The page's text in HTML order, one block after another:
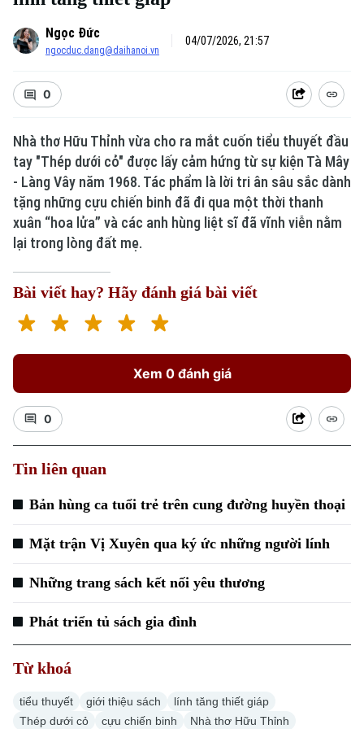
Xu hướng
Ngọc Đức
ngocduc.dang@daihanoi.vn
04/07/2026, 21:57
0
Nhà thơ Hữu Thỉnh vừa cho ra mắt cuốn tiểu thuyết đầu
tay "Thép dưới cỏ" được lấy cảm hứng từ sự kiện Tà Mây
- Làng Vây năm 1968. Tác phẩm là lời tri ân sâu sắc dành
tặng những cựu chiến binh đã đi qua một thời thanh
xuân “hoa lửa” và các anh hùng liệt sĩ đã vĩnh viễn nằm
lại trong lòng đất mẹ.
Bài viết hay? Hãy đánh giá bài viết
Xem 0 đánh giá
0
Tin liên quan
Bản hùng ca tuổi trẻ trên cung đường huyền thoại
Mặt trận Vị Xuyên qua ký ức những người lính
Những trang sách kết nối yêu thương
Phát triển tủ sách gia đình
Từ khoá
tiểu thuyết giới thiệu sách
lính tăng thiết giáp
Thép dưới cỏ
cựu chiến binh
Nhà thơ Hữu Thỉnh